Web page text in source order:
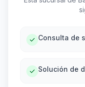
Consulta de
Solución de